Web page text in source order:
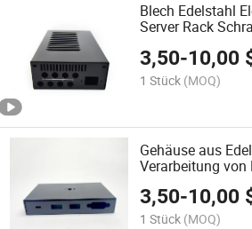
Blech Edelstahl
Server Rack
Ausrüstung
Steuerpanel
Präzisionsgehäuse
3,50-10,00
1 Stück (MOQ)
Gehäuse aus
Verarbeitung
3,50-10,00
1 Stück (MOQ)